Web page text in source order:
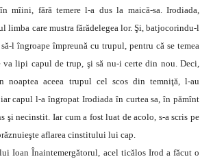
mîini, fără temere l-a dus la maică-sa. Irodiada,
limba care mustra fărădelegea lor. Şi, batjocorindu-l
l îngroape împreună cu trupul, pentru că se temea
va lipi capul de trup, şi să nu-i certe din nou. Deci,
aceea trupul cel scos din temniţă, l-au
capul l-a îngropat Irodiada în curtea sa, în pămînt
şi necinstit. Iar cum a fost luat de acolo, s-a scris pe
aflarea cinstitului lui cap.
Ioan Înaintemergătorul, acel ticălos Irod a făcut o